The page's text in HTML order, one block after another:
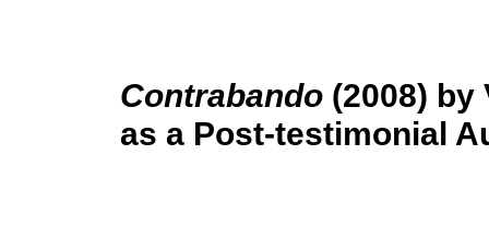
Contrabando (2008) by
as a Post-testimonial